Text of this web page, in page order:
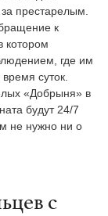
престарелым.
к
котором
где им
суток.
«Добрыня» в
будут 24/7
не нужно ни о
с